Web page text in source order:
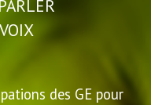
des GE pour